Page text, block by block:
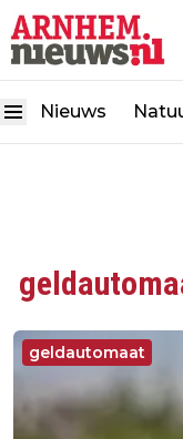
Nieuws
geldautomaat